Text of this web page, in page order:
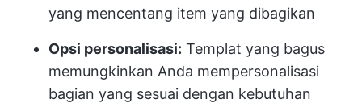
yang mencentang item yang dibagikan
Opsi personalisasi: Templat yang bagus
memungkinkan Anda mempersonalisasi
bagian yang sesuai dengan kebutuhan